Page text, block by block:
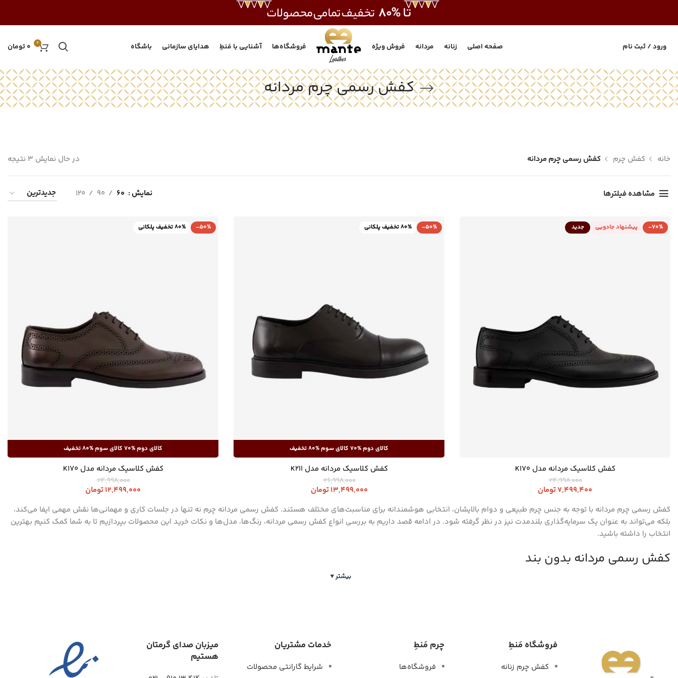
ورود / ثبت نام صفحه اصلی زنانه مردانه فروش ویژه فروشگاه‌ها آشنایی با مَنطِ هدایای سازمانی باشگاه 0
0تومان
کفش رسمی چرم مردانه
خانه کفش چرم کفش رسمی چرم مردانه در حال نمایش 3 نتیجه
مشاهده فیلترها نمایش 60
90
120
-70% پیشنهاد جادویی جدید
کفش کلاسیک مردانه مدل K170
24,998,000
7,499,400تومان
-50% 80% تخفیف پلکانی
کفش کلاسیک مردانه مدل K211
26,998,000
13,499,000تومان
-50% 80% تخفیف پلکانی
کفش کلاسیک مردانه مدل K170
24,998,000
12,499,000تومان
کفش رسمی چرم مردانه با توجه به جنس چرم طبیعی و دوام بالایشان، انتخابی هوشمندانه برای مناسبت‌های مختلف هستند. کفش رسمی مردانه چرم نه تنها در جلسات کاری و مهمانی‌ها نقش مهمی ایفا می‌کند،
بلکه می‌تواند به عنوان یک سرمایه‌گذاری بلندمدت نیز در نظر گرفته شود. در ادامه قصد داریم به بررسی انواع کفش رسمی مردانه، رنگ‌ها، مدل‌ها و نکات خرید این محصولات بپردازیم تا به شما کمک کنیم بهترین
انتخاب را داشته باشید.
کفش رسمی مردانه بدون بند
بیشتر▼
فروشگاه مَنطِ
کفش چرم زنانه
چرم مَنطِ
فروشگاه‌ها
خدمات مشتریان
شرایط گارانتی محصولات
میزبان صدای گرمتان
هستیم